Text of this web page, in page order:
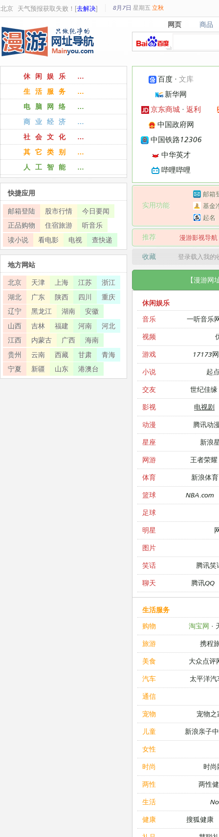
北京 天气预报获取失败！[去解决] 8月7日 星期五 立秋
网页
网页 商品
商品
百度 ·文库
新华网
京东商城 ·返利
中国政府网
中国铁路12306
中华英才
哔哩哔哩
实用功能
邮箱
基金
起名
推荐 漫游影视导航
收藏 登录载入我
【漫游网
休闲娱乐
音乐
一听音乐
视频
游戏 17173
小说 起
交友 世纪佳缘
影视 电视剧
动漫 腾讯动
星座 新浪
网游 王者荣耀
体育 新浪体育
篮球 NBA.com
足球
明星
图片
笑话 腾讯笑
聊天 腾讯QQ
生活服务
购物
淘宝网 ·
旅游 携程
美食 大众点评
汽车 太平洋汽
通信
宠物 宠物之
儿童 新浪亲子
女性
时尚 时尚
两性 两性
生活
健康 搜狐健康
休闲娱乐 …
生活服务 …
电脑网络 …
商业经济 …
社会文化 …
其它类别 …
人工智能 …
快捷应用
邮箱登陆 股市行情
今日要闻
正品购物
住宿旅游
听音乐
读小说
看电影 电视 查快递
地方网站
北京 天津 上海 江苏
浙江
湖北
广东 陕西 四川
重庆
辽宁
黑龙江 湖南
安徽
山西
吉林 福建 河南
河北
江西
内蒙古 广西
海南
贵州
云南 西藏 甘肃
青海
宁夏
新疆 山东 港澳台